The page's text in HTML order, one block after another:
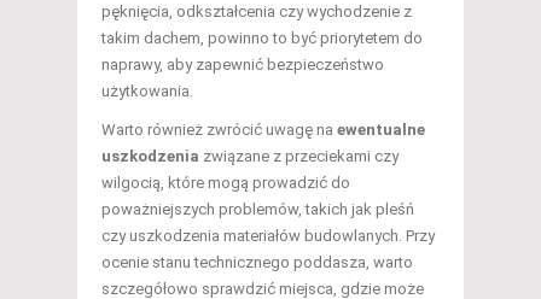
pęknięcia, odkształcenia czy wychodzenie z
takim dachem, powinno to być priorytetem do
naprawy, aby zapewnić bezpieczeństwo
użytkowania.
Warto również zwrócić uwagę na ewentualne
uszkodzenia związane z przeciekami czy
wilgocią, które mogą prowadzić do
poważniejszych problemów, takich jak pleśń
czy uszkodzenia materiałów budowlanych. Przy
ocenie stanu technicznego poddasza, warto
szczegółowo sprawdzić miejsca, gdzie może